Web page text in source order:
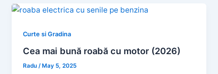
Curte si Gradina
Cea mai bună roabă cu motor (2026)
Radu/May 5, 2025